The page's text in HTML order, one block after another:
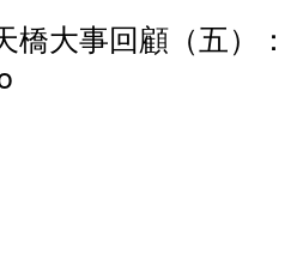
橋大事回顧（五）：